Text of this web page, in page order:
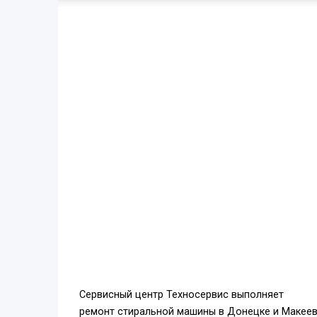
Сервисный центр Техносервис выполняет
ремонт стиральной машины в Донецке и